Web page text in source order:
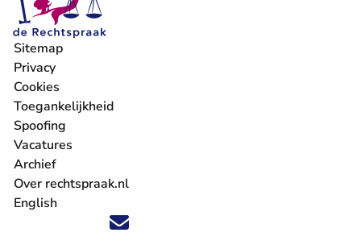
Volg ons op X (Twitter) - U verlaat Rechtspraak.nl
Volg ons op Facebook - U verlaat Rechtspraak.nl
Volg ons op Instagram - U verlaat Rechtspraak.nl
Volg ons op Youtube - U verlaat Rechtspraak.nl
Volg ons op LinkedIn - U verlaat
'Blijf op de hoogte' nieuwsbrief - U verlaat
Sitemap
Privacy
Cookies
Toegankelijkheid
Spoofing
Vacatures
- U verlaat Rechtspraak.nl
Archief
Over rechtspraak.nl
English